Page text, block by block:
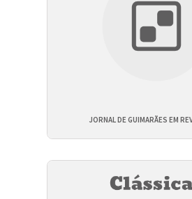
JORNAL DE GUIMARÃES EM